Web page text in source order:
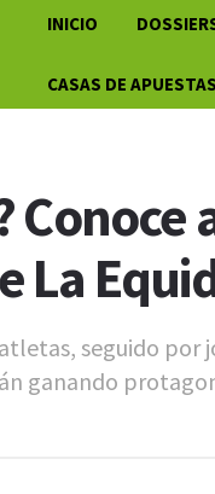
INICIO
CASAS DE APUESTAS
La
seguido por
ganando